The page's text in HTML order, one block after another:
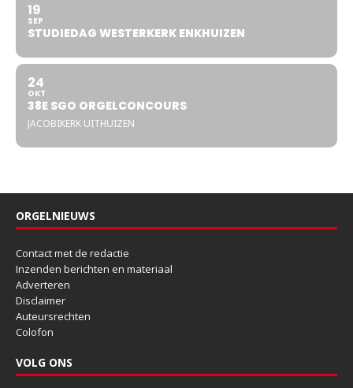
19
SEP
STUDIEDAG WESTERKERK ENKHUIZEN
24
OKT
38E SGO ORGELCONCOURS
JACOBIKERK UITHUIZEN
ORGELNIEUWS
Contact met de redactie
Inzenden berichten en materiaal
Adverteren
Disclaimer
Auteursrechten
Colofon
VOLG ONS